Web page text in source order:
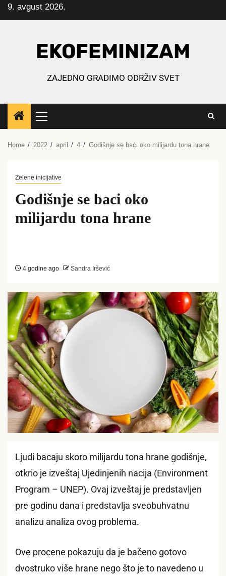
Skip
to
9. avgust 2026.
EKOFEMINIZAM
ZAJEDNO GRADIMO ODRŽIV SVET
Primary
Menu
Home 2022 april 4 Godišnje se baci oko milijardu tona hrane
Zelene inicijative
Godišnje se baci oko
milijardu tona hrane
4 godine ago Sandra Iršević
Ljudi bacaju skoro milijardu tona hrane godišnje,
otkrio je izveštaj Ujedinjenih nacija (Environment
Program – UNEP). Ovaj izveštaj je predstavljen
pre godinu dana i predstavlja sveobuhvatnu
analizu analiza ovog problema.
Ove procene pokazuju da je bačeno gotovo
dvostruko više hrane nego što je to navedeno u